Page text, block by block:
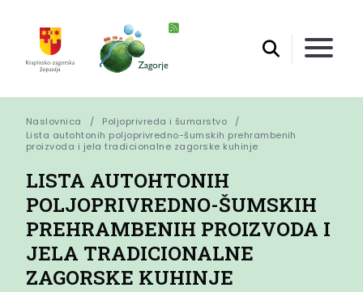
Naslovnica
Poljoprivreda i šumarstvo
Lista autohtonih poljoprivredno-šumskih prehrambenih
proizvoda i jela tradicionalne zagorske kuhinje
LISTA AUTOHTONIH
POLJOPRIVREDNO-ŠUMSKIH
PREHRAMBENIH PROIZVODA I
JELA TRADICIONALNE
ZAGORSKE KUHINJE